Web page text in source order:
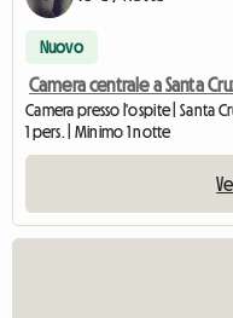
Nuovo
Camera centrale a Santa
Camera presso l'ospite | Santa
1 pers. | Minimo 1 notte